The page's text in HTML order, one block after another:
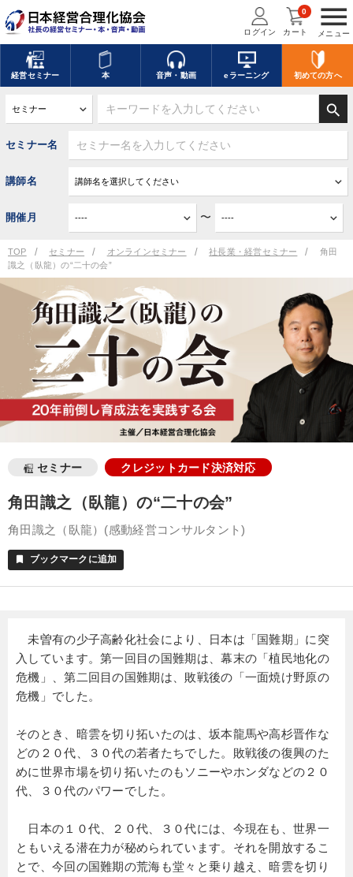
menu
メニュー
ログイン カート
0
経営セミナー 本 音声・動画 eラーニング 初めての方へ
search
セミナー名
講師名
開催月 〜
TOP セミナー オンラインセミナー 社長業・経営セミナー
角田
識之（臥龍）の“二十の会”
セミナー クレジットカード決済対応
角田識之（臥龍）の“二十の会”
角田識之（臥龍）(感動経営コンサルタント)
bookmark ブックマークに追加
未曽有の少子高齢化社会により、日本は「国難期」に突
入しています。第一回目の国難期は、幕末の「植民地化の
危機」、第二回目の国難期は、敗戦後の「一面焼け野原の
危機」でした。
そのとき、暗雲を切り拓いたのは、坂本龍馬や高杉晋作な
どの２０代、３０代の若者たちでした。敗戦後の復興のた
めに世界市場を切り拓いたのもソニーやホンダなどの２０
代、３０代のパワーでした。
日本の１０代、２０代、３０代には、今現在も、世界一
ともいえる潜在力が秘められています。それを開放するこ
とで、今回の国難期の荒海も堂々と乗り越え、暗雲を切り